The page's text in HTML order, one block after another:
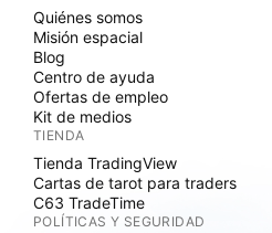
Quiénes somos
Misión espacial
Blog
Centro de ayuda
Ofertas de empleo
Kit de medios
TIENDA
Tienda TradingView
Cartas de tarot para traders
C63 TradeTime
POLÍTICAS Y SEGURIDAD